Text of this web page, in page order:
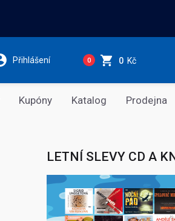
Přihlášení 0 0 Kč
Kupóny Katalog Prodejna
LETNÍ SLEVY CD A